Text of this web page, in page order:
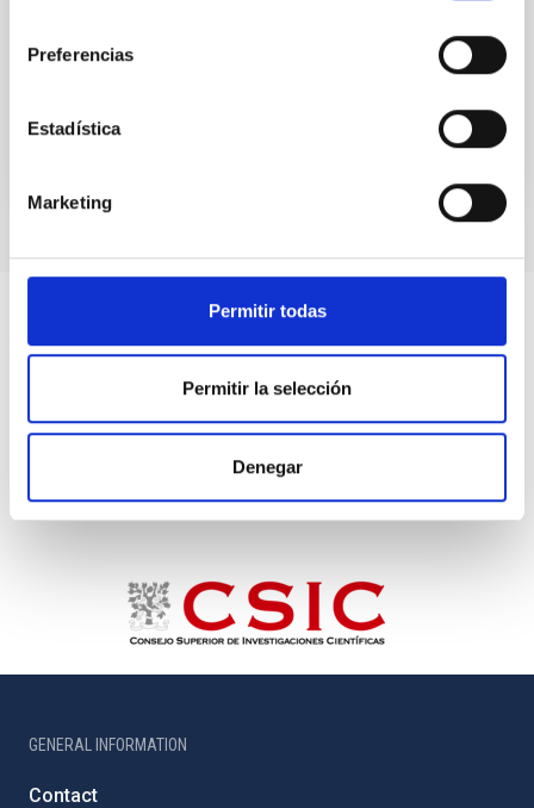
Preferencias
Estadística
Marketing
Permitir todas
Permitir la selección
Denegar
In-force date
GENERAL INFORMATION
Contact